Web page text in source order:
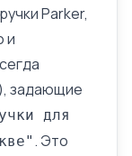
Parker,
и
, задающие
для
. Это